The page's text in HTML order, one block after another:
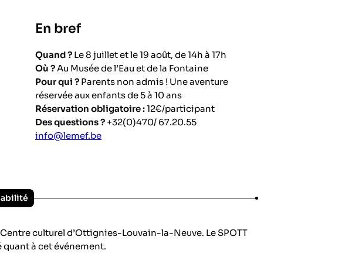
En bref
Quand ? Le 8 juillet et le 19 août, de 14h à 17h
Où ?Au Musée de l’Eau et de la Fontaine
Pour qui ? Parents non admis ! Une aventure
réservée aux enfants de 5 à 10 ans
Réservation obligatoire :12€/participant
Des questions ? +32(0)470/ 67.20.55
info@lemef.be
culturel d’Ottignies-Louvain-la-Neuve. Le SPOTT
quant à cet événement.